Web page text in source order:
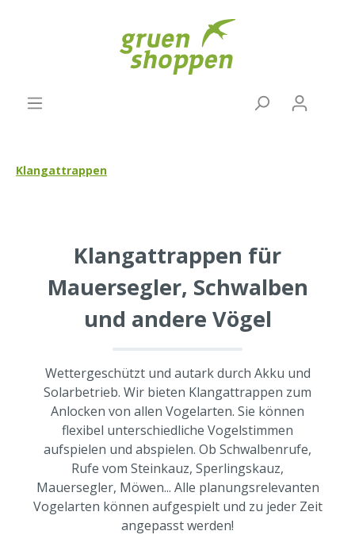
Klangattrappen
Klangattrappen für
Mauersegler, Schwalben
und andere Vögel
Wettergeschützt und autark durch Akku und
Solarbetrieb. Wir bieten Klangattrappen zum
Anlocken von allen Vogelarten. Sie können
flexibel unterschiedliche Vogelstimmen
aufspielen und abspielen. Ob Schwalbenrufe,
Rufe vom Steinkauz, Sperlingskauz,
Mauersegler, Möwen... Alle planungsrelevanten
Vogelarten können aufgespielt und zu jeder Zeit
angepasst werden!